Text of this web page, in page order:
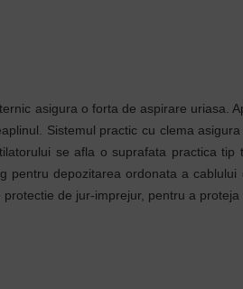
asigura o forta de aspirare uriasa.
Sistemul practic cu clema
se afla o suprafata practica tip
depozitarea ordonata a
de jur-imprejur, pentru a